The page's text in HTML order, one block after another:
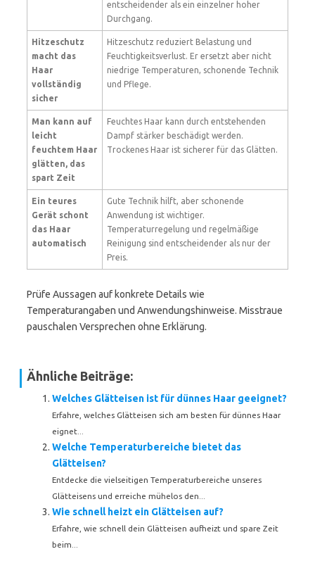
entscheidender als ein einzelner hoher
Durchgang.
Hitzeschutz
macht das
Haar
vollständig
sicher
Hitzeschutz reduziert Belastung und
Feuchtigkeitsverlust. Er ersetzt aber nicht
niedrige Temperaturen, schonende Technik
und Pflege.
Man kann auf
leicht
feuchtem Haar
glätten, das
spart Zeit
Feuchtes Haar kann durch entstehenden
Dampf stärker beschädigt werden.
Trockenes Haar ist sicherer für das Glätten.
Ein teures
Gerät schont
das Haar
automatisch
Gute Technik hilft, aber schonende
Anwendung ist wichtiger.
Temperaturregelung und regelmäßige
Reinigung sind entscheidender als nur der
Preis.
Prüfe Aussagen auf konkrete Details wie
Temperaturangaben und Anwendungshinweise. Misstraue
pauschalen Versprechen ohne Erklärung.
Ähnliche Beiträge:
Welches Glätteisen ist für dünnes Haar geeignet?
Erfahre, welches Glätteisen sich am besten für dünnes Haar
eignet...
Welche Temperaturbereiche bietet das
Glätteisen?
Entdecke die vielseitigen Temperaturbereiche unseres
Glätteisens und erreiche mühelos den...
Wie schnell heizt ein Glätteisen auf?
Erfahre, wie schnell dein Glätteisen aufheizt und spare Zeit
beim...